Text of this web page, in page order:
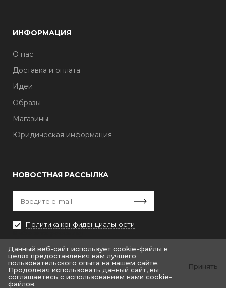
ИНФОРМАЦИЯ
О нас
Доставка и оплата
Идеи
Образы
Магазины
Юридическая информация
НОВОСТНАЯ РАССЫЛКА
Политика конфиденциальности
Первая кампания
© «Крайт: Одежда.Fashion»
Данный веб-сайт использует cookie-файлы в
целях предоставления вам лучшего
пользовательского опыта на нашем сайте.
Продолжая использовать данный сайт, вы
соглашаетесь с использованием нами cookie-
файлов.
Принять